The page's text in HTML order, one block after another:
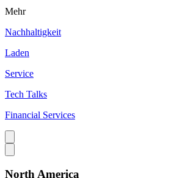
Mehr
Nachhaltigkeit
Laden
Service
Tech Talks
Financial Services
North America